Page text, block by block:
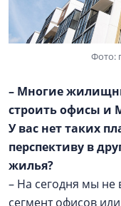
Фото:
– Многие
строить офисы и
У вас нет таких
перспективу в
жилья?
– На сегодня мы не
сегмент офисов